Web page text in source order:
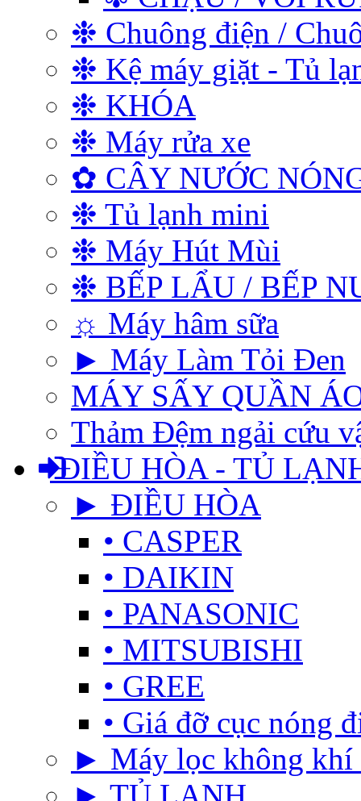
❉ Chuông điện /
❉ Kệ máy giặt - Tủ
❉ KHÓA
❉ Máy rửa xe
✿ CÂY NƯỚC
❉ Tủ lạnh mini
❉ Máy Hút Mùi
❉ BẾP LẨU / BẾP
☼ Máy hâm sữa
► Máy Làm Tỏi Đen
MÁY SẤY QUẦN
Thảm Đệm ngải cứu
ĐIỀU HÒA - TỦ
► ĐIỀU HÒA
• CASPER
• DAIKIN
• PANASONIC
• MITSUBISHI
• GREE
• Giá đỡ cục nóng
► Máy lọc không khí